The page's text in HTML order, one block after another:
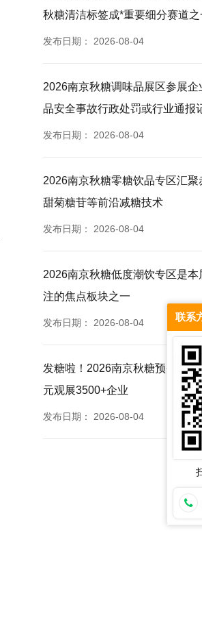
秋糖清洁标签成*重要细分赛道之
发布日期： 2026-08-04
2026南京秋糖调味品展区参展
品安全事故行政处罚或行业通报
发布日期： 2026-08-04
2026南京秋糖零糖饮品专区汇
甜菊糖苷等前沿减糖技术
发布日期： 2026-08-04
2026南京秋糖低度潮饮专区是本
注的焦点板块之一
发布日期： 2026-08-04
发糖啦！2026南京秋糖预登记
元观展3500+企业
发布日期： 2026-08-04
联系